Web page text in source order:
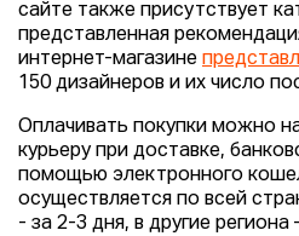
сайте также присутствует
представленная
интернет-магазине
150 дизайнеров и их число
Оплачивать покупки можно
курьеру при доставке,
помощью электронного
осуществляется по всей
- за 2-3 дня, в другие региона